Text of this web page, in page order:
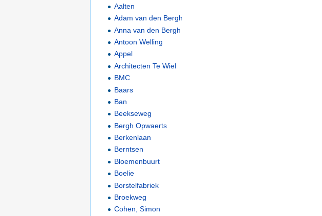
Aalten
Adam van den Bergh
Anna van den Bergh
Antoon Welling
Appel
Architecten Te Wiel
BMC
Baars
Ban
Beekseweg
Bergh Opwaerts
Berkenlaan
Berntsen
Bloemenbuurt
Boelie
Borstelfabriek
Broekweg
Cohen, Simon